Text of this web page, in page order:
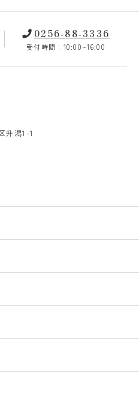
升潟1-1
0256-88-3336
受付時間：10:00~16:00